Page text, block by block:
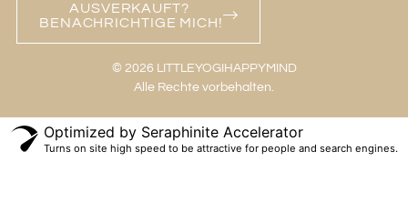
AUSVERKAUFT?
BENACHRICHTIGE MICH!
© 2026 LITTLEYOGIHAPPYMIND
Alle Rechte vorbehalten.
Optimized by Seraphinite Accelerator
Turns on site high speed to be attractive for people and search engines.